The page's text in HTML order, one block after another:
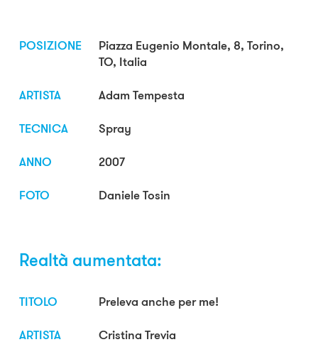
POSIZIONE
Piazza Eugenio Montale, 8, Torino,
TO, Italia
ARTISTA
Adam Tempesta
TECNICA
Spray
ANNO
2007
FOTO
Daniele Tosin
Realtà aumentata:
TITOLO
Preleva anche per me!
ARTISTA
Cristina Trevia